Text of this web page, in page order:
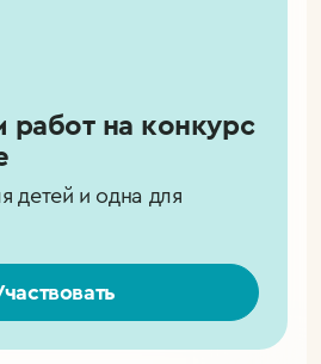
работ на конкурс
детей и одна для